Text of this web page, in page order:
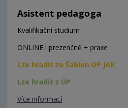
Asistent pedagoga
Kvalifikační studium
ONLINE i prezenčně + praxe
Lze hradit ze Šablon OP JAK
Lze hradit z ÚP
Více informací